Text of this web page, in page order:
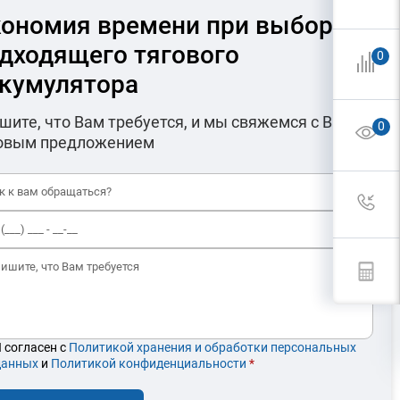
времени при выборе
тягового
что Вам требуется, и мы свяжемся с Вами с
предложением
согласен с Политикой хранения и обработки персональных
и Политикой конфиденциальности *
0
0